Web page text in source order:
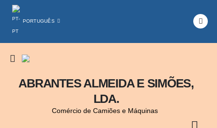
PORTUGUÊS
ABRANTES ALMEIDA E SIMÕES,
LDA.
Comércio de Camiões e Máquinas